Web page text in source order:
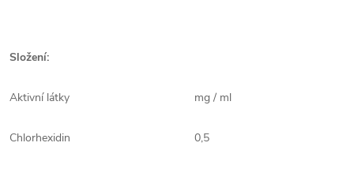
Složení:
Aktivní látky mg / ml
Chlorhexidin 0,5